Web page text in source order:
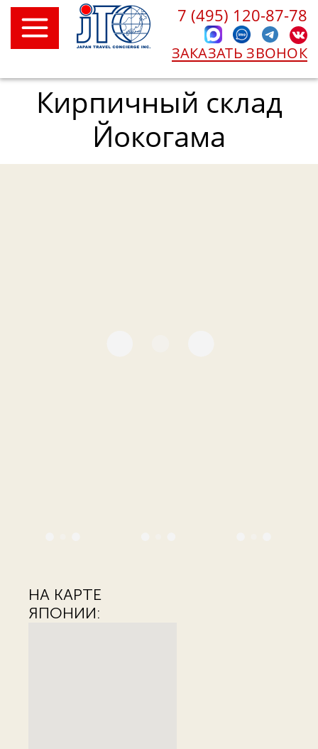
7 (495) 120-87-78
ЗАКАЗАТЬ ЗВОНОК
Кирпичный склад
Йокогама
НА КАРТЕ
ЯПОНИИ: